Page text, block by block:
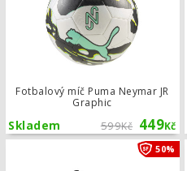
Fotbalový míč Puma Neymar JR
Graphic
599Kč 449Kč
Skladem
50%